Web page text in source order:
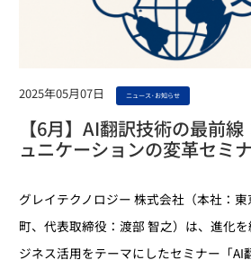
2025年05月07日 ニュース･お知らせ
【6月】AI翻訳技術の最前
ュニケーションの変革セミ
グレイテクノロジー 株式会社（本社：
町、代表取締役：渡部 智之）は、進化
ジネス活用をテーマにしたセミナー「AI